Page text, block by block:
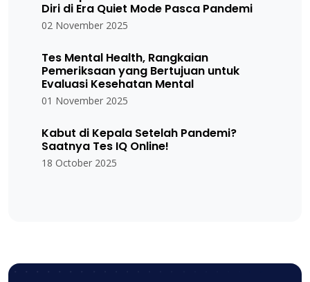
Diri di Era Quiet Mode Pasca Pandemi
02 November 2025
Tes Mental Health, Rangkaian
Pemeriksaan yang Bertujuan untuk
Evaluasi Kesehatan Mental
01 November 2025
Kabut di Kepala Setelah Pandemi?
Saatnya Tes IQ Online!
18 October 2025